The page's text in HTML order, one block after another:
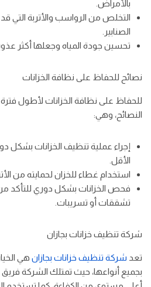
بالأمراض.
التخلص من الرواسب والأتربة التي
الصنابير.
تحسين جودة المياه وجعلها أكثر
نصائح للحفاظ على نظافة الخزانات
للحفاظ على نظافة الخزانات لأطول
النصائح، وهي:
الأقل.
استخدام غطاء للخزان لحمايته من
فحص الخزانات بشكل دوري للتأكد
تشققات أو تسريبات.
شركة تنظيف خزانات بجازان
تعد شركة تنظيف خزانات بجازان هي
بجميع أنواعها، حيث تمتلك الشركة